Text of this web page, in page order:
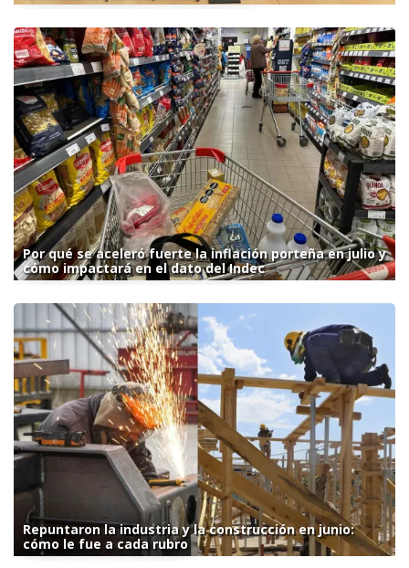
Por qué se aceleró fuerte la inflación porteña en julio y
cómo impactará en el dato del Indec
Repuntaron la industria y la construcción en junio:
cómo le fue a cada rubro